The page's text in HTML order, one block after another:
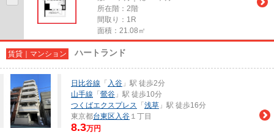
所在階：2階
間取り：1R
面積：21.08㎡
賃貸｜マンション ハートランド
日比谷線 「 入谷 」駅 徒歩2分
山手線 「 鶯谷 」駅 徒歩10分
つくばエクスプレス 「 浅草 」駅 徒歩16分
東京都台東区 入谷 １丁目
8.3万円